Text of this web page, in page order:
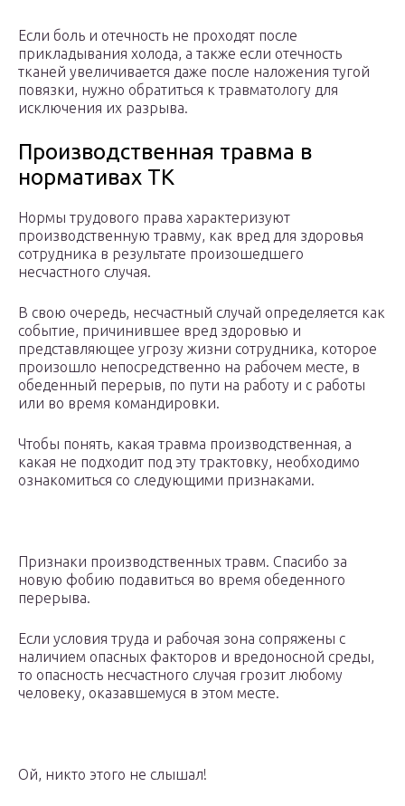
Если боль и отечность не проходят после
прикладывания холода, а также если отечность
тканей увеличивается даже после наложения тугой
повязки, нужно обратиться к травматологу для
исключения их разрыва.
Производственная травма в
нормативах ТК
Нормы трудового права характеризуют
производственную травму, как вред для здоровья
сотрудника в результате произошедшего
несчастного случая.
В свою очередь, несчастный случай определяется как
событие, причинившее вред здоровью и
представляющее угрозу жизни сотрудника, которое
произошло непосредственно на рабочем месте, в
обеденный перерыв, по пути на работу и с работы
или во время командировки.
Чтобы понять, какая травма производственная, а
какая не подходит под эту трактовку, необходимо
ознакомиться со следующими признаками.
Признаки производственных травм. Спасибо за
новую фобию подавиться во время обеденного
перерыва.
Если условия труда и рабочая зона сопряжены с
наличием опасных факторов и вредоносной среды,
то опасность несчастного случая грозит любому
человеку, оказавшемуся в этом месте.
Ой, никто этого не слышал!